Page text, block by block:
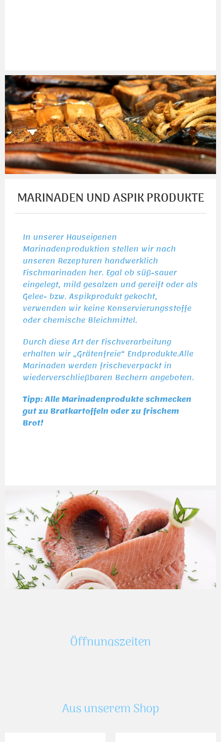
MARINADEN UND ASPIK PRODUKTE
In unserer Hauseigenen
Marinadenproduktion stellen wir nach
unseren Rezepturen handwerklich
Fischmarinaden her. Egal ob süß-sauer
eingelegt, mild gesalzen und gereift oder als
Gelee- bzw. Aspikprodukt gekocht,
verwenden wir keine Konservierungsstoffe
oder chemische Bleichmittel.
Durch diese Art der Fischverarbeitung
erhalten wir „Grätenfreie“ Endprodukte.Alle
Marinaden werden frischeverpackt in
wiederverschließbaren Bechern angeboten.
Tipp: Alle Marinadenprodukte schmecken
gut zu Bratkartoffeln oder zu frischem
Brot!
Öffnungszeiten
Aus unserem Shop